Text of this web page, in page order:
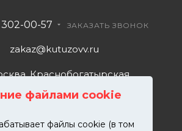
файлами cookie
файлы cookie (в том
302-00-57 ЗАКАЗАТЬ ЗВОНОК
zakaz@kutuzovv.ru
Краснобогатырская